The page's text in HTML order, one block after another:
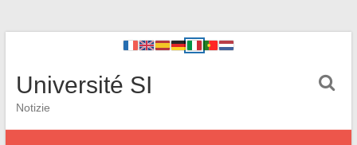
Université SI
Notizie